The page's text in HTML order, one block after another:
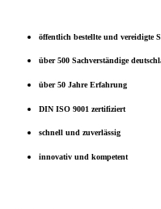
öffentlich bestellte und vereidigte
über 500 Sachverständige
über 50 Jahre Erfahrung
DIN ISO 9001 zertifiziert
schnell und zuverlässig
innovativ und kompetent